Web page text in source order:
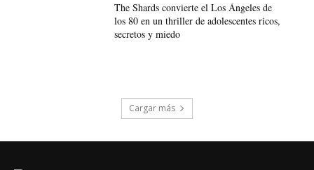
The Shards convierte el Los Ángeles de
los 80 en un thriller de adolescentes ricos,
secretos y miedo
Cargar más